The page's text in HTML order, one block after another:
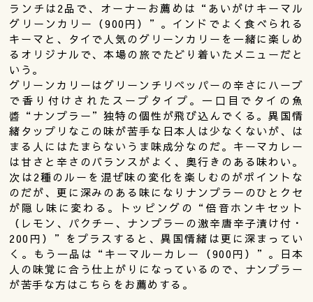
ランチは2品で、オーナーお薦めは“あいがけキーマル
グリーンカリー（900円）”。インドでよく食べられる
キーマと、タイで人気のグリーンカリーを一緒に楽しめ
るオリジナルで、本場の旅でたどり着いたメニューだと
いう。
グリーンカリーはグリーンチリペッパーの辛さにハーブ
で香り付けされたスープタイプ。一口目でタイの魚
醬“ナンプラー”独特の個性が飛び込んでくる。異国情
緒タップリなこの味が苦手な日本人は少なくないが、は
まる人にはたまらないうま味成分なのだ。キーマカレー
は甘さと辛さのバランスがよく、奥行きのある味わい。
次は2種のルーを混ぜ味の変化を楽しむのがポイントな
のだが、更に深みのある味になりナンプラーのひとクセ
が隠し味に変わる。トッピングの“倍音ホンキセット
（レモン、パクチー、ナンプラーの激辛唐辛子漬け付・
200円）”をプラスすると、異国情緒は更に深まってい
く。もう一品は“キーマルーカレー（900円）”。日本
人の味覚に合う仕上がりになっているので、ナンプラー
が苦手な方はこちらをお薦めする。